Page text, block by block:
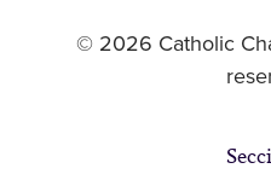
© 2026 Catholic